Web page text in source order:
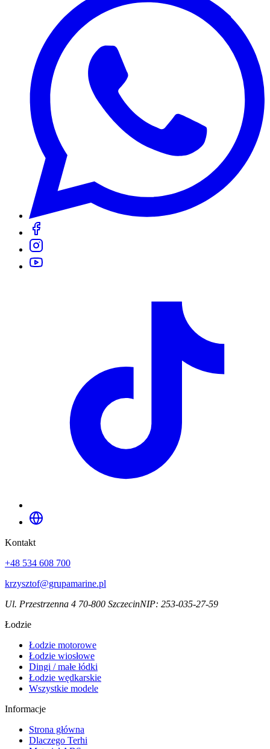
Kontakt
+48 534 608 700
krzysztof@grupamarine.pl
Ul. Przestrzenna 4 70-800 SzczecinNIP: 253-035-27-59
Łodzie
Łodzie motorowe
Łodzie wiosłowe
Dingi / małe łódki
Łodzie wędkarskie
Wszystkie modele
Informacje
Strona główna
Dlaczego Terhi